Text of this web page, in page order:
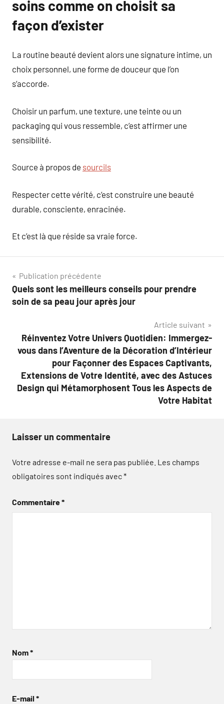
soins comme on choisit sa
façon d’exister
La routine beauté devient alors une signature intime, un
choix personnel, une forme de douceur que l’on
s’accorde.
Choisir un parfum, une texture, une teinte ou un
packaging qui vous ressemble, c’est affirmer une
sensibilité.
Source à propos de sourcils
Respecter cette vérité, c’est construire une beauté
durable, consciente, enracinée.
Et c’est là que réside sa vraie force.
Navigation
de
Publication précédente
Quels sont les meilleurs conseils pour prendre
soin de sa peau jour après jour
Article suivant
Réinventez Votre Univers Quotidien: Immergez-
vous dans l’Aventure de la Décoration d’Intérieur
pour Façonner des Espaces Captivants,
Extensions de Votre Identité, avec des Astuces
Design qui Métamorphosent Tous les Aspects de
Votre Habitat
Laisser un commentaire
Votre adresse e-mail ne sera pas publiée. Les champs
obligatoires sont indiqués avec*
Commentaire*
Nom*
E-mail *